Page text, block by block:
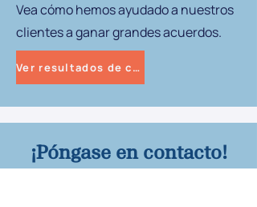
Vea cómo hemos ayudado a nuestros
clientes a ganar grandes acuerdos.
Ver resultados de casos
¡Póngase en contacto!